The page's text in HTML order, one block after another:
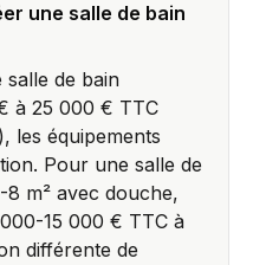
une salle de bain
de bain
à 25 000 € TTC
les équipements
Pour une salle de
m² avec douche,
15 000 € TTC à
différente de